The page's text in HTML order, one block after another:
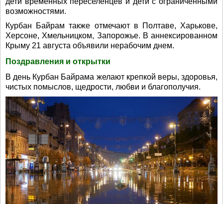
возможностями.
Курбан Байрам также отмечают в Полтаве, Харькове,
Херсоне, Хмельницком, Запорожье. В аннексированном
Крыму 21 августа объявили нерабочим днем.
Поздравления и открытки
В день Курбан Байрама желают крепкой веры, здоровья,
чистых помыслов, щедрости, любви и благополучия.